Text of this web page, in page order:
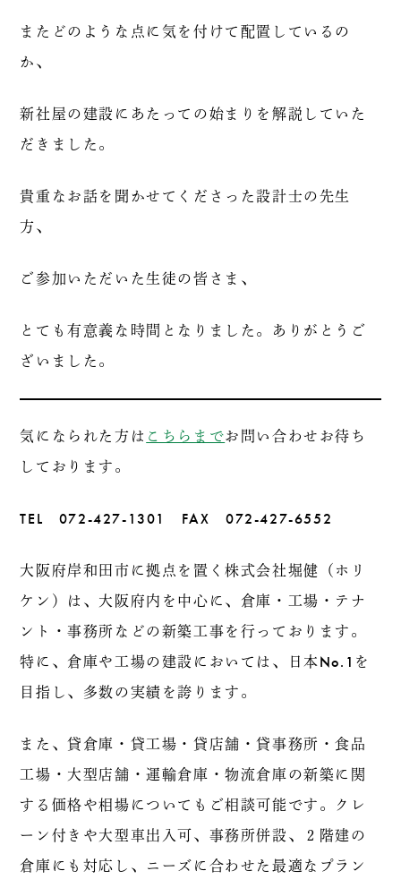
またどのような点に気を付けて配置しているの
か、
新社屋の建設にあたっての始まりを解説していた
だきました。
貴重なお話を聞かせてくださった設計士の先生
方、
ご参加いただいた生徒の皆さま、
とても有意義な時間となりました。ありがとうご
ざいました。
気になられた方は こちらまでお問い合わせお待ち
しております。
TEL 072-427-1301 FAX 072-427-6552
大阪府岸和田市に拠点を置く株式会社堀健（ホリ
ケン）は、大阪府内を中心に、倉庫・工場・テナ
ント・事務所などの新築工事を行っております。
特に、倉庫や工場の建設においては、日本No.1を
目指し、多数の実績を誇ります。
また、貸倉庫・貸工場・貸店舗・貸事務所・食品
工場・大型店舗・運輸倉庫・物流倉庫の新築に関
する価格や相場についてもご相談可能です。クレ
ーン付きや大型車出入可、事務所併設、２階建の
倉庫にも対応し、ニーズに合わせた最適なプラン